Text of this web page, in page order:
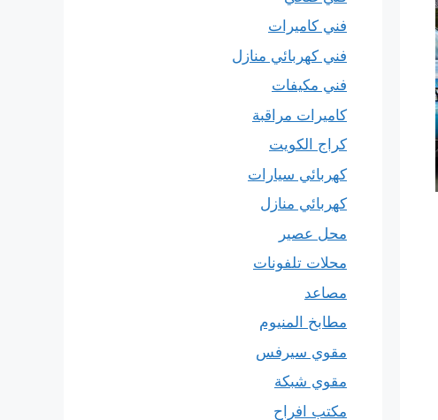
فني كاميرات
فني كهربائي منازل
فني مكيفات
كاميرات مراقبة
كراج الكويت
كهربائي سيارات
كهربائي منازل
محل عصير
محلات تلفونات
مصاعد
مطابخ المنيوم
مقوي سيرفس
مقوي شبكة
مكتب افراح